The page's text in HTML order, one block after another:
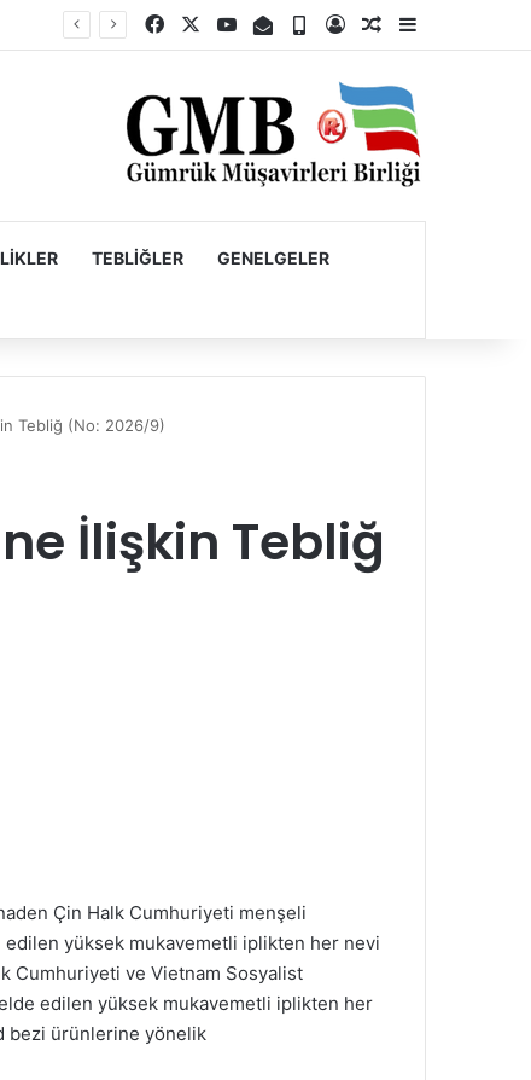
FacebookYouTubeE-Posta
TelefonKayıt OlRastgele Makale
Kenar
TEBLIĞLER GENELGELER
Tebliğ (No: 2026/9)
İlişkin Tebliğ
Çin Halk Cumhuriyeti menşeli
edilen yüksek mukavemetli iplikten her nevi
Cumhuriyeti ve Vietnam Sosyalist
edilen yüksek mukavemetli iplikten her
bezi ürünlerine yönelik